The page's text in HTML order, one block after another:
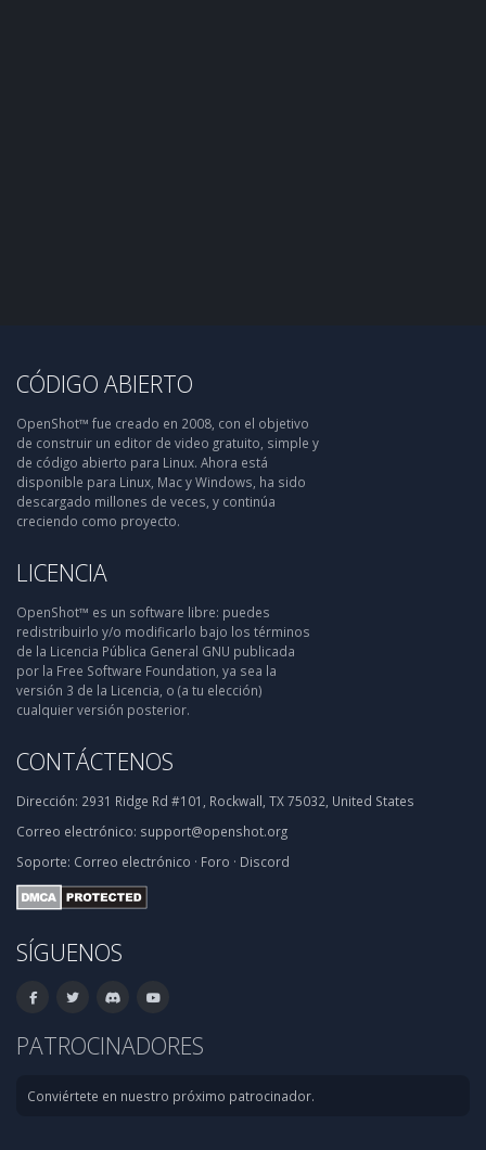
CÓDIGO ABIERTO
OpenShot™ fue creado en 2008, con el objetivo
de construir un editor de video gratuito, simple y
de código abierto para Linux. Ahora está
disponible para Linux, Mac y Windows, ha sido
descargado millones de veces, y continúa
creciendo como proyecto.
LICENCIA
OpenShot™ es un software libre: puedes
redistribuirlo y/o modificarlo bajo los términos
de la Licencia Pública General GNU publicada
por la Free Software Foundation, ya sea la
versión 3 de la Licencia, o (a tu elección)
cualquier versión posterior.
CONTÁCTENOS
Dirección: 2931 Ridge Rd #101, Rockwall, TX 75032, United States
Correo electrónico: support@openshot.org
Soporte: Correo electrónico · Foro · Discord
SÍGUENOS
PATROCINADORES
Conviértete en nuestro próximo patrocinador.